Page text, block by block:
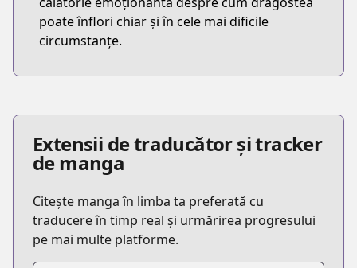
poate înflori chiar și în cele mai dificile
circumstanțe.
Extensii de traducător și tracker
de manga
Citește manga în limba ta preferată cu
traducere în timp real și urmărirea progresului
pe mai multe platforme.